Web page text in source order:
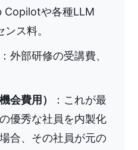
Copilotや各種LLM
ス料。
：外部研修の受講費、
会費用）
：これが最
優秀な社員を内製化
合、その社員が元の